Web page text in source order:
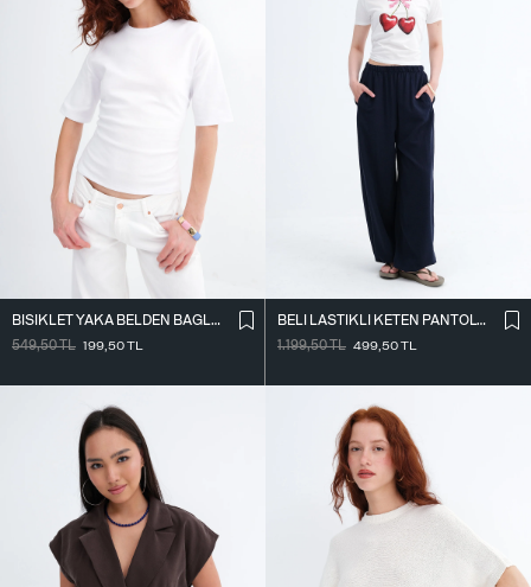
BISIKLET YAKA BELDEN BAĞLAMALI T-SHIRT P261071
549,50TL 199,50TL
BELI LASTIKLI KETEN PANTOLON PN18273
1.199,50TL 499,50TL